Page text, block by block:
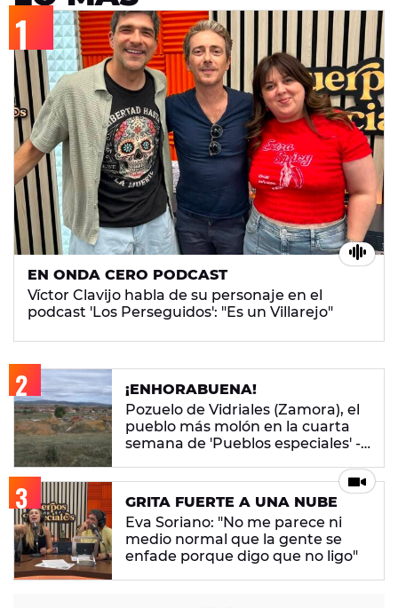
EN ONDA CERO PODCAST
Víctor Clavijo habla de su personaje en el
podcast 'Los Perseguidos': "Es un Villarejo"
¡ENHORABUENA!
Pozuelo de Vidriales (Zamora), el
pueblo más molón en la cuarta
semana de 'Pueblos especiales' -
GRITA FUERTE A UNA NUBE
Eva Soriano: "No me parece ni
medio normal que la gente se
enfade porque digo que no ligo"